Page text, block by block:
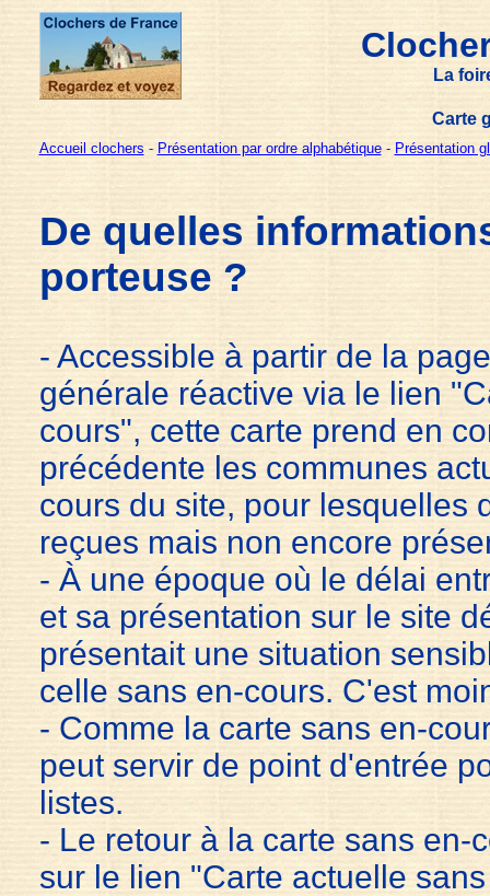
La
Carte
Accueil clochers - Présentation par ordre alphabétique- Présentation
De quelles
porteuse ?
- Accessible à partir de la
générale réactive via le lien
cours", cette carte prend en
précédente les communes
cours du site, pour lesquelles
reçues mais non encore
- À une époque où le délai
et sa présentation sur le site
présentait une situation
celle sans en-cours. C'est
- Comme la carte sans en-
peut servir de point d'entrée
listes.
- Le retour à la carte sans en-
sur le lien "Carte actuelle